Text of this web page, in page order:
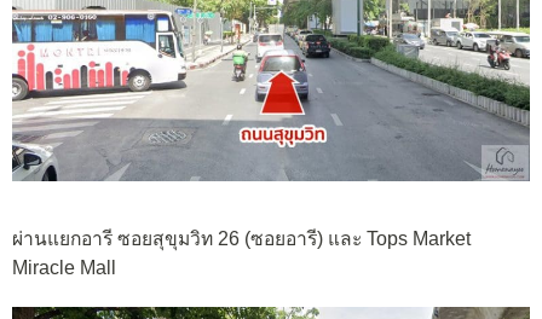
ผ่านแยกอารี ซอยสุขุมวิท 26 (ซอยอารี) และ Tops Market
Miracle Mall